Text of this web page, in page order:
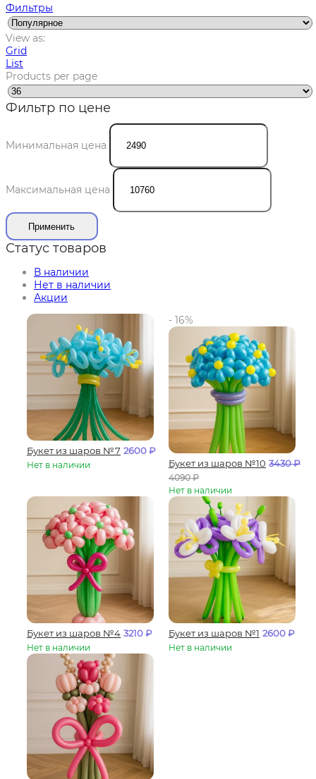
Фильтры
View as:
Grid
List
Products per page
Фильтр по цене
Минимальная цена
Максимальная цена
Применить
Статус товаров
В наличии
Нет в наличии
Акции
Букет из шаров №7 2600₽
Нет в наличии
- 16%
Букет из шаров №10 3430₽
4090₽
Нет в наличии
Букет из шаров №4 3210₽
Нет в наличии
Букет из шаров №1 2600₽
Нет в наличии